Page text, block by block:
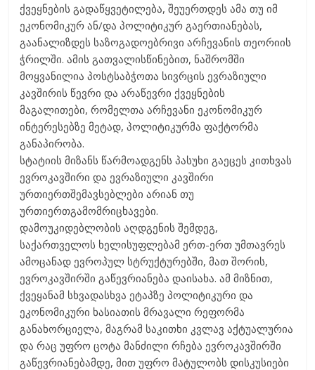
ქვეყნების გადაწყვეტილება, შეუერთდეს ამა თუ იმ
ეკონომიკურ ან/და პოლიტიკურ გაერთიანებას,
გაანალიზდეს საზოგადოებრივი არჩევანის თეორიის
ჭრილში. ამის გათვალისწინებით, ნაშრომში
მოყვანილია პოსტსაბჭოთა სივრცის ევრაზიული
კავშირის წევრი და არაწევრი ქვეყნების
მაგალითები, რომელთა არჩევანი ეკონომიკურ
ინტერესებზე მეტად, პოლიტიკურმა ფაქტორმა
განაპირობა.
სტატიის მიზანს წარმოადგენს პასუხი გაეცეს კითხვას
ევროკავშირი და ევრაზიული კავშირი
ურთიერთშემავსებლები არიან თუ
ურთიერთგამომრიცხავები.
დამოუკიდებლობის აღდგენის შემდეგ,
საქართველოს ხელისუფლებამ ერთ-ერთ უმთავრეს
ამოცანად ევროპულ სტრუქტურებში, მათ შორის,
ევროკავშირში გაწევრიანება დაისახა. ამ მიზნით,
ქვეყანამ სხვადასხვა ეტაპზე პოლიტიკური და
ეკონომიკური ხასიათის მრავალი რეფორმა
განახორციელა, მაგრამ საკითხი კვლავ აქტუალურია
და რაც უფრო ცოტა მანძილი რჩება ევროკავშირში
გაწევრიანებამდე, მით უფრო მატულობს დისკუსიები